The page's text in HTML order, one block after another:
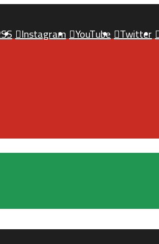
Instagram YouTube Twitter